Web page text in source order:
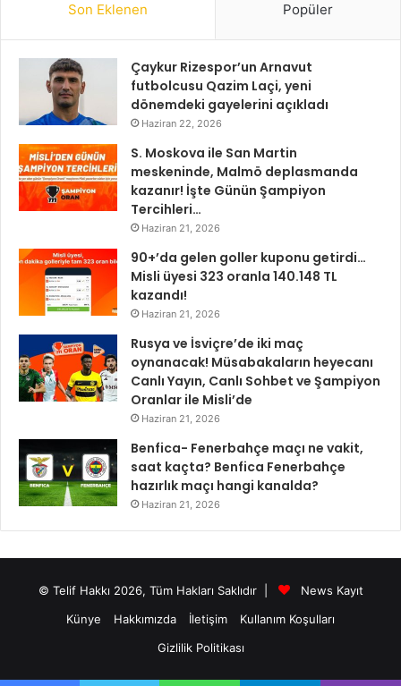
Son Eklenen Popüler
Çaykur Rizespor’un Arnavut
futbolcusu Qazim Laçi, yeni
dönemdeki gayelerini açıkladı
Haziran 22, 2026
S. Moskova ile San Martin
meskeninde, Malmö deplasmanda
kazanır! İşte Günün Şampiyon
Tercihleri…
Haziran 21, 2026
90+’da gelen goller kuponu getirdi…
Misli üyesi 323 oranla 140.148 TL
kazandı!
Haziran 21, 2026
Rusya ve İsviçre’de iki maç
oynanacak! Müsabakaların heyecanı
Canlı Yayın, Canlı Sohbet ve Şampiyon
Oranlar ile Misli’de
Haziran 21, 2026
Benfica- Fenerbahçe maçı ne vakit,
saat kaçta? Benfica Fenerbahçe
hazırlık maçı hangi kanalda?
Haziran 21, 2026
© Telif Hakkı 2026, Tüm Hakları Saklıdır |
News Kayıt
Künye
Hakkımızda İletişim
Kullanım Koşulları
Gizlilik Politikası